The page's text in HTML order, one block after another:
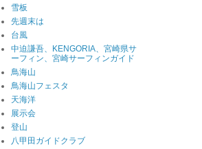
雪板
先週末は
台風
中迫謙吾、KENGORIA、宮崎県サ
ーフィン、宮崎サーフィンガイド
鳥海山
鳥海山フェスタ
天海洋
展示会
登山
八甲田ガイドクラブ